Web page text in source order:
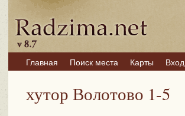
Главная Поиск места Карты Вход
хутор Волотово 1-5